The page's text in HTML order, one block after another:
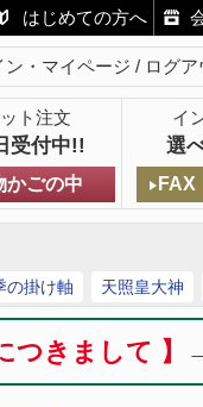
はじめての方へ
ン・マイページ ログア
ト注文
受付中!!
イ
選
かごの中 FAX
の掛け軸 天照皇大神
につきまして